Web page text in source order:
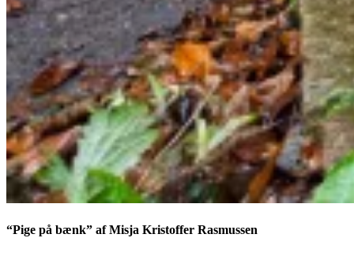
“Pige på bænk” af Misja Kristoffer Rasmussen